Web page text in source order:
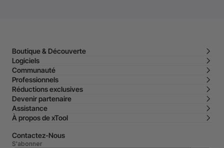
Boutique & Découverte
Logiciels
Communauté
Professionnels
Réductions exclusives
Devenir partenaire
Assistance
À propos de xTool
Contactez-Nous
S'abonner